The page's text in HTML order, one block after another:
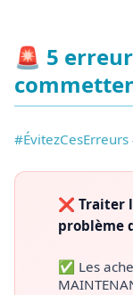
🚨 5
❌ Traiter
problème
✅ Les